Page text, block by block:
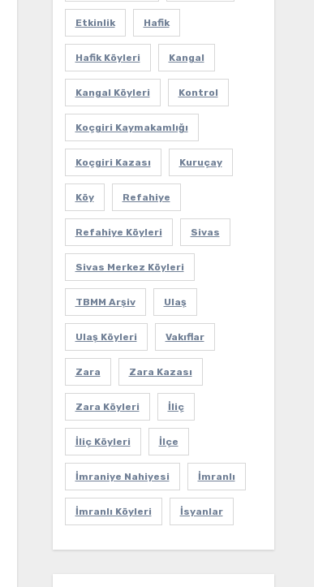
Etkinlik Hafik
Hafik Köyleri Kangal
Kangal Köyleri Kontrol
Koçgiri Kaymakamlığı
Koçgiri Kazası Kuruçay
Köy Refahiye
Refahiye Köyleri Sivas
Sivas Merkez Köyleri
TBMM Arşiv Ulaş
Ulaş Köyleri Vakıflar
Zara Zara Kazası
Zara Köyleri İliç
İliç Köyleri İlçe
İmraniye Nahiyesi İmranlı
İmranlı Köyleri İsyanlar